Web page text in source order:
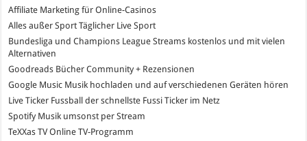
Affiliate Marketing für Online-Casinos
Alles außer Sport Täglicher Live Sport
Bundesliga und Champions League Streams kostenlos und mit vielen
Alternativen
Goodreads Bücher Community + Rezensionen
Google Music Musik hochladen und auf verschiedenen Geräten hören
Live Ticker Fussball der schnellste Fussi Ticker im Netz
SpotifyMusik umsonst per Stream
TeXXas TVOnline TV-Programm